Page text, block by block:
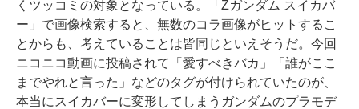
くツッコミの対象となっている。「Zガンダム スイカバ
ー」で画像検索すると、無数のコラ画像がヒットするこ
とからも、考えていることは皆同じといえそうだ。今回
ニコニコ動画に投稿されて「愛すべきバカ」「誰がここ
までやれと言った」などのタグが付けられていたのが、
本当にスイカバーに変形してしまうガンダムのプラモデ